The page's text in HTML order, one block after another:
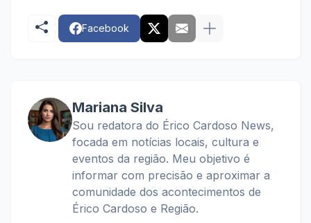
Facebook
Mariana Silva
Sou redatora do Érico Cardoso News,
focada em notícias locais, cultura e
eventos da região. Meu objetivo é
informar com precisão e aproximar a
comunidade dos acontecimentos de
Érico Cardoso e Região.